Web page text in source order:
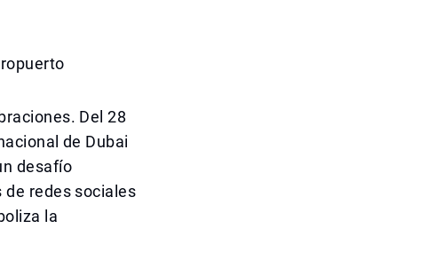
Del 28
de Dubai
desafío
redes sociales
la